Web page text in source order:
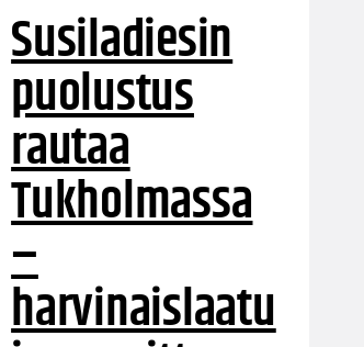
Susiladiesin
puolustus
rautaa
Tukholmassa
–
harvinaislaatu